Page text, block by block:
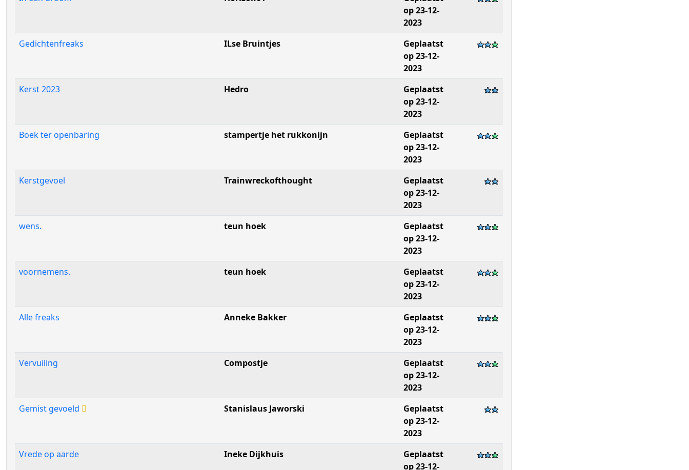
op 23-12-
2023
Gedichtenfreaks
ILse Bruintjes
Geplaatst
op 23-12-
2023
Kerst 2023
Hedro
Geplaatst
op 23-12-
2023
Boek ter openbaring
stampertje het rukkonijn
Geplaatst
op 23-12-
2023
Kerstgevoel
Trainwreckofthought
Geplaatst
op 23-12-
2023
wens.
teun hoek
Geplaatst
op 23-12-
2023
voornemens.
teun hoek
Geplaatst
op 23-12-
2023
Alle freaks
Anneke Bakker
Geplaatst
op 23-12-
2023
Vervuiling
Compostje
Geplaatst
op 23-12-
2023
Gemist gevoeld
Stanislaus Jaworski
Geplaatst
op 23-12-
2023
Vrede op aarde
Ineke Dijkhuis
Geplaatst
op 23-12-